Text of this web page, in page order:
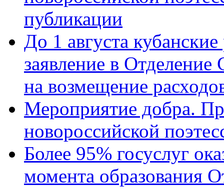
публикации
До 1 августа
заявление в
на возмещение
Мероприятие добра.
новороссийской
Более 95% госуслуг
момента образования